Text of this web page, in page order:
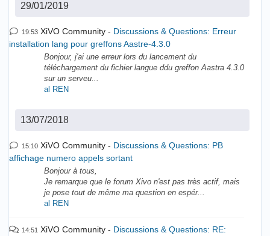
29/01/2019
19:53 XiVO Community
Discussions & Questions: Erreur
installation lang pour greffons Aastre-4.3.0
Bonjour, j'ai une erreur lors du lancement du
téléchargement du fichier langue ddu greffon Aastra 4.3.0
sur un serveu...
al REN
13/07/2018
15:10 XiVO Community
Discussions & Questions: PB
affichage numero appels sortant
Bonjour à tous,
Je remarque que le forum Xivo n'est pas très actif, mais
je pose tout de même ma question en espér...
al REN
14:51 XiVO Community
Discussions & Questions: RE: